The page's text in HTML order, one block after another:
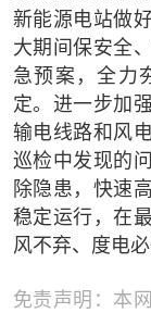
新能源电站做
大期间保安全
急预案，全力
定。进一步加
输电线路和风
巡检中发现的
除隐患，快速
稳定运行，在
风不弃、度电必
免责声明：本